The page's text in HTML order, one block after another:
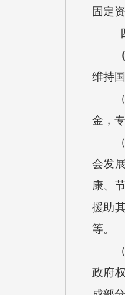
固定
维持
金，
会发
康、
援助
等。
政府